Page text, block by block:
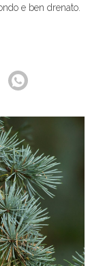
e ben drenato.